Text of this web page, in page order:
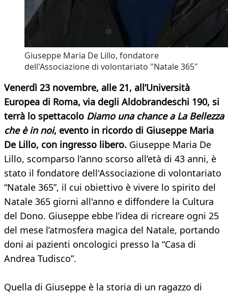
Giuseppe Maria De Lillo, fondatore
dell'Associazione di volontariato "Natale 365"
Venerdì 23 novembre, alle 21, all’Università
Europea di Roma, via degli Aldobrandeschi 190, si
terrà lo spettacolo Diamo una chance a La Bellezza
che è in noi, evento in ricordo di Giuseppe Maria
De Lillo, con ingresso libero. Giuseppe Maria De
Lillo, scomparso l’anno scorso all’età di 43 anni, è
stato il fondatore dell'Associazione di volontariato
“Natale 365”, il cui obiettivo è vivere lo spirito del
Natale 365 giorni all'anno e diffondere la Cultura
del Dono. Giuseppe ebbe l’idea di ricreare ogni 25
del mese l’atmosfera magica del Natale, portando
doni ai pazienti oncologici presso la “Casa di
Andrea Tudisco”.
Quella di Giuseppe è la storia di un ragazzo di